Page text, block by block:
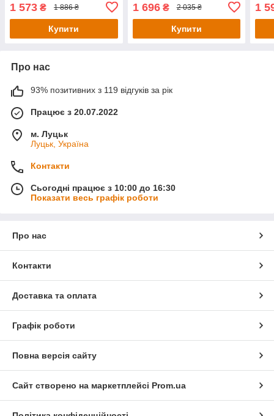
1 573 ₴ 1 886 ₴
Купити
1 696₴ 2 035 ₴
Купити
1
Про нас
93% позитивних з 119 відгуків за рік
Працює з 20.07.2022
м. Луцьк
Луцьк, Україна
Контакти
Сьогодні працює з 10:00 до 16:30
Показати весь графік роботи
Про нас
Контакти
Доставка та оплата
Графік роботи
Повна версія сайту
Сайт створено на маркетплейсі Prom.ua